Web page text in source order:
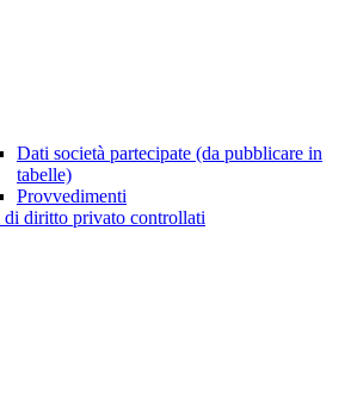
Dati società partecipate (da pubblicare in
tabelle)
Provvedimenti
di diritto privato controllati